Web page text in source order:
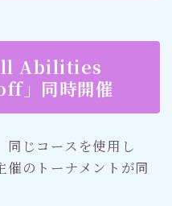
Abilities
」同時開催
同じコースを使用し
催のトーナメントが同